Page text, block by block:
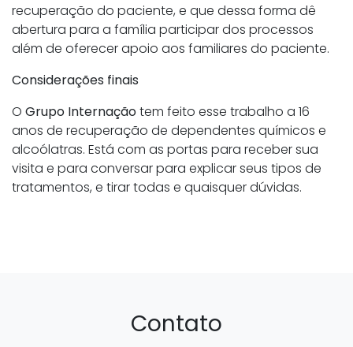
recuperação do paciente, e que dessa forma dê
abertura para a família participar dos processos
além de oferecer apoio aos familiares do paciente.
Considerações finais
O Grupo Internaçãotem feito esse trabalho a 16
anos de recuperação de dependentes químicos e
alcoólatras. Está com as portas para receber sua
visita e para conversar para explicar seus tipos de
tratamentos, e tirar todas e quaisquer dúvidas.
Contato